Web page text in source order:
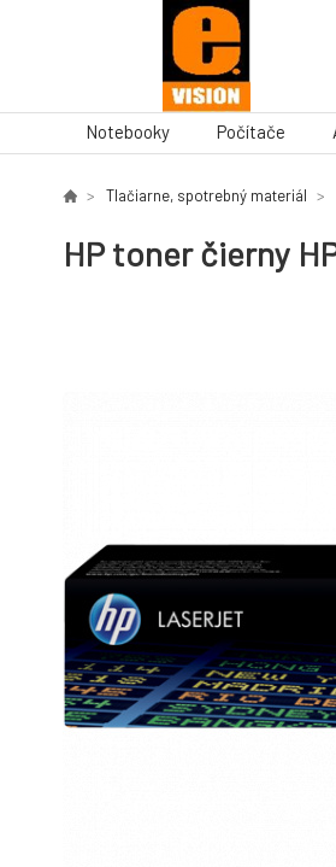
Notebooky Počítače
Tlačiarne, spotrebný materiál
HP toner čierny